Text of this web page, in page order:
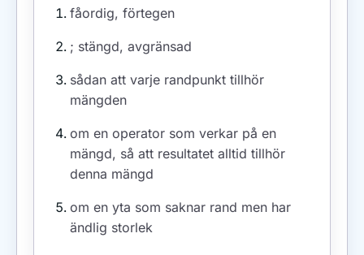
fåordig, förtegen
; stängd, avgränsad
sådan att varje randpunkt tillhör
mängden
om en operator som verkar på en
mängd, så att resultatet alltid tillhör
denna mängd
om en yta som saknar rand men har
ändlig storlek